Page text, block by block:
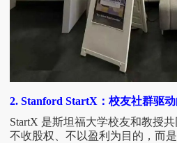
2. Stanford StartX：校友社群驱
StartX 是斯坦福大学校友和教授
不收股权、不以盈利为目的，而